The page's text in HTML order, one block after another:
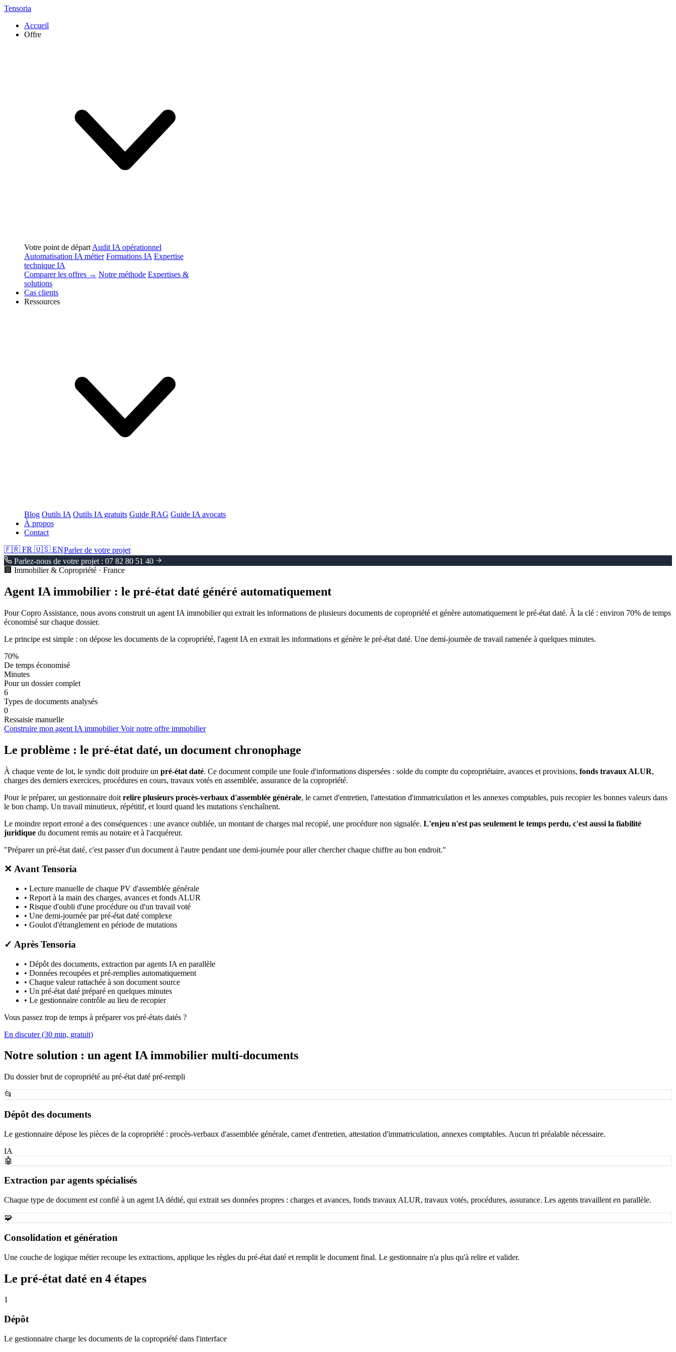
Tensoria
Accueil
Offre
Votre point de départ Audit IA opérationnel
Automatisation IA métier Formations IA Expertise
technique IA
Comparer les offres → Notre méthode Expertises &
solutions
Cas clients
Ressources
Blog Outils IA Outils IA gratuits Guide RAG Guide IA avocats
À propos
Contact
🇫🇷 FR 🇺🇸 ENParler de votre projet
Parlez-nous de votre projet : 07 82 80 51 40
🏢 Immobilier & Copropriété · France
Agent IA immobilier : le pré-état daté généré automatiquement
Pour Copro Assistance, nous avons construit un agent IA immobilier qui extrait les informations de plusieurs documents de copropriété et génère automatiquement le pré-état daté. À la clé : environ 70% de temps
économisé sur chaque dossier.
Le principe est simple : on dépose les documents de la copropriété, l'agent IA en extrait les informations et génère le pré-état daté. Une demi-journée de travail ramenée à quelques minutes.
70%
De temps économisé
Minutes
Pour un dossier complet
6
Types de documents analysés
0
Ressaisie manuelle
Construire mon agent IA immobilierVoir notre offre immobilier
Le problème : le pré-état daté, un document chronophage
À chaque vente de lot, le syndic doit produire un pré-état daté. Ce document compile une foule d'informations dispersées : solde du compte du copropriétaire, avances et provisions, fonds travaux ALUR,
charges des derniers exercices, procédures en cours, travaux votés en assemblée, assurance de la copropriété.
Pour le préparer, un gestionnaire doit relire plusieurs procès-verbaux d'assemblée générale, le carnet d'entretien, l'attestation d'immatriculation et les annexes comptables, puis recopier les bonnes valeurs dans
le bon champ. Un travail minutieux, répétitif, et lourd quand les mutations s'enchaînent.
Le moindre report erroné a des conséquences : une avance oubliée, un montant de charges mal recopié, une procédure non signalée. L'enjeu n'est pas seulement le temps perdu, c'est aussi la fiabilité
juridique du document remis au notaire et à l'acquéreur.
"Préparer un pré-état daté, c'est passer d'un document à l'autre pendant une demi-journée pour aller chercher chaque chiffre au bon endroit."
✕ Avant Tensoria
• Lecture manuelle de chaque PV d'assemblée générale
• Report à la main des charges, avances et fonds ALUR
• Risque d'oubli d'une procédure ou d'un travail voté
• Une demi-journée par pré-état daté complexe
• Goulot d'étranglement en période de mutations
✓ Après Tensoria
• Dépôt des documents, extraction par agents IA en parallèle
• Données recoupées et pré-remplies automatiquement
• Chaque valeur rattachée à son document source
• Un pré-état daté préparé en quelques minutes
• Le gestionnaire contrôle au lieu de recopier
Vous passez trop de temps à préparer vos pré-états datés ?
En discuter (30 min, gratuit)
Notre solution : un agent IA immobilier multi-documents
Du dossier brut de copropriété au pré-état daté pré-rempli
📂
Dépôt des documents
Le gestionnaire dépose les pièces de la copropriété : procès-verbaux d'assemblée générale, carnet d'entretien, attestation d'immatriculation, annexes comptables. Aucun tri préalable nécessaire.
IA
🤖
Extraction par agents spécialisés
Chaque type de document est confié à un agent IA dédié, qui extrait ses données propres : charges et avances, fonds travaux ALUR, travaux votés, procédures, assurance. Les agents travaillent en parallèle.
🧩
Consolidation et génération
Une couche de logique métier recoupe les extractions, applique les règles du pré-état daté et remplit le document final. Le gestionnaire n'a plus qu'à relire et valider.
Le pré-état daté en 4 étapes
1
Dépôt
Le gestionnaire charge les documents de la copropriété dans l'interface